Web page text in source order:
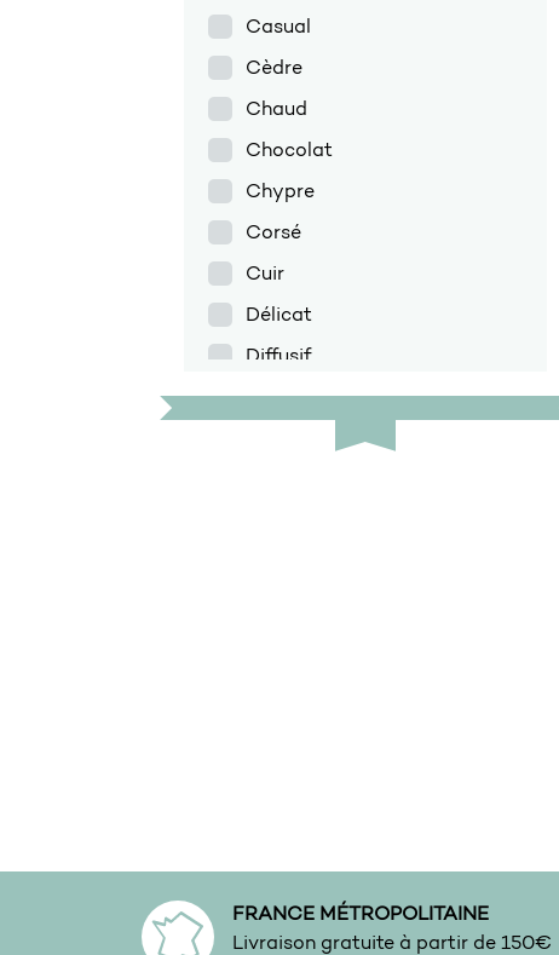
Casual
Cèdre
Chaud
Chocolat
Chypre
Corsé
Cuir
Délicat
Diffusif
Discret
Fruité
FRANCE MÉTROPOLITAINE
Livraison gratuite à partir de 150€